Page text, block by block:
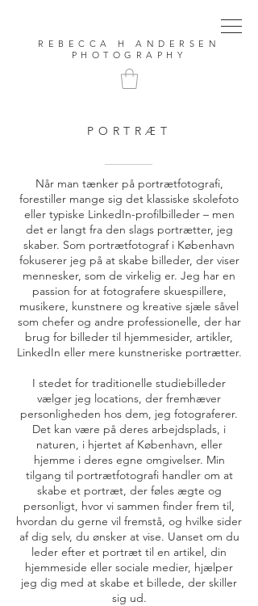
REBECCA H ANDERSEN
PHOTOGRAPHY
PORTRÆT
Når man tænker på portrætfotografi,
forestiller mange sig det klassiske skolefoto
eller typiske LinkedIn-profilbilleder – men
det er langt fra den slags portrætter, jeg
skaber. Som portrætfotograf i København
fokuserer jeg på at skabe billeder, der viser
mennesker, som de virkelig er. Jeg har en
passion for at fotografere skuespillere,
musikere, kunstnere og kreative sjæle såvel
som chefer og andre professionelle, der har
brug for billeder til hjemmesider, artikler,
LinkedIn eller mere kunstneriske portrætter.
I stedet for traditionelle studiebilleder
vælger jeg locations, der fremhæver
personligheden hos dem, jeg fotograferer.
Det kan være på deres arbejdsplads, i
naturen, i hjertet af København, eller
hjemme i deres egne omgivelser. Min
tilgang til portrætfotografi handler om at
skabe et portræt, der føles ægte og
personligt, hvor vi sammen finder frem til,
hvordan du gerne vil fremstå, og hvilke sider
af dig selv, du ønsker at vise. Uanset om du
leder efter et portræt til en artikel, din
hjemmeside eller sociale medier, hjælper
jeg dig med at skabe et billede, der skiller
sig ud.